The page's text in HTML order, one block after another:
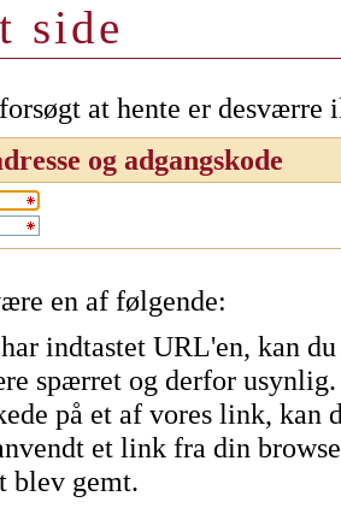
side
at hente er
og adgangskode
en af følgende:
indtastet URL'en, kan
spærret og derfor usynlig.
på et af vores link, kan
et link fra din
blev gemt.